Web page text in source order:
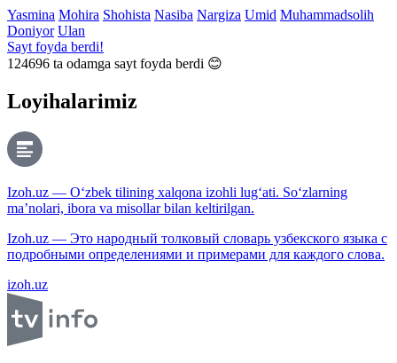
Yasmina Mohira Shohista Nasiba Nargiza Umid Muhammadsolih
Doniyor Ulan
Sayt foyda berdi!
124696 ta odamga sayt foyda berdi 😊
Loyihalarimiz
Izoh.uz — O‘zbek tilining xalqona izohli lug‘ati. So‘zlarning
ma’nolari, ibora va misollar bilan keltirilgan.
Izoh.uz — Это народный толковый словарь узбекского языка с
подробными определениями и примерами для каждого слова.
izoh.uz